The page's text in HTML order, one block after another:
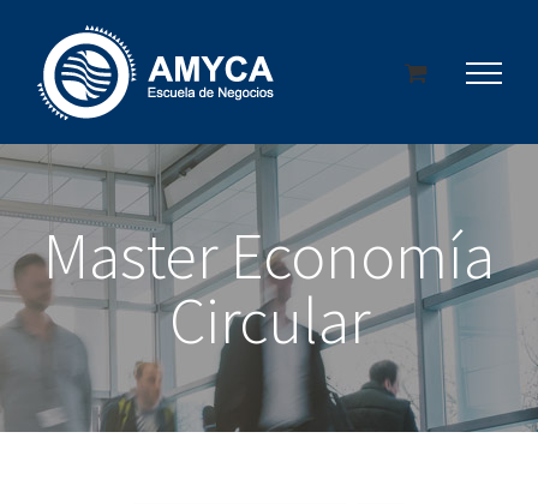
contenido
Master Economía
Circular